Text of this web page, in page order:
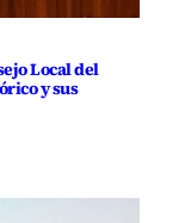
Local del
y sus